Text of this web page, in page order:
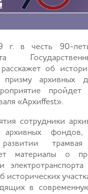
г. в честь 90-
об
призму архивных
«Архиffest».
сотрудники
архивных фондов,
материалы о
исторических
в